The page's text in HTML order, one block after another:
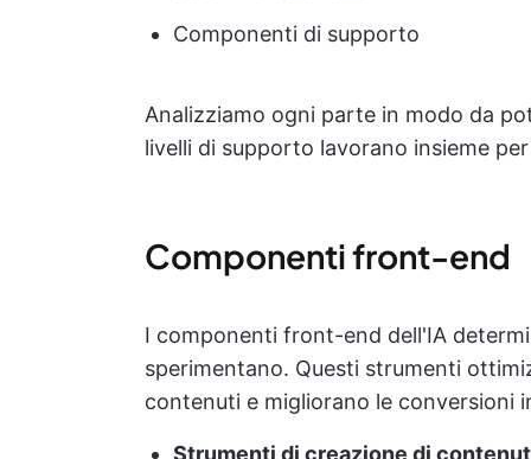
Componenti di supporto
Analizziamo ogni parte in modo da
livelli di supporto lavorano insieme
Componenti front-end
I componenti front-end dell'IA
sperimentano. Questi strumenti
contenuti e migliorano le conversioni
Strumenti di creazione di